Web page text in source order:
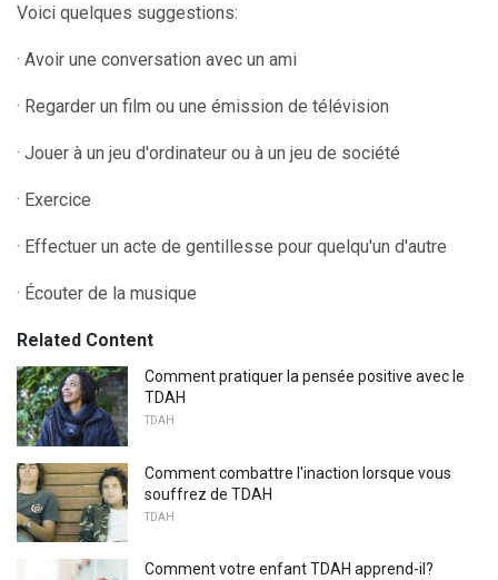
Voici quelques suggestions:
· Avoir une conversation avec un ami
· Regarder un film ou une émission de télévision
· Jouer à un jeu d'ordinateur ou à un jeu de société
· Exercice
· Effectuer un acte de gentillesse pour quelqu'un d'autre
· Écouter de la musique
Related Content
Comment pratiquer la pensée positive avec le
TDAH
TDAH
Comment combattre l'inaction lorsque vous
souffrez de TDAH
TDAH
Comment votre enfant TDAH apprend-il?